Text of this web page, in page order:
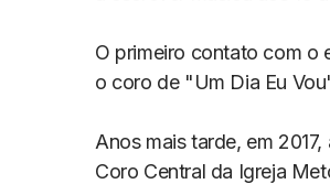
O primeiro contato com o
o coro de "Um Dia Eu
Anos mais tarde, em
Coro Central da Igreja